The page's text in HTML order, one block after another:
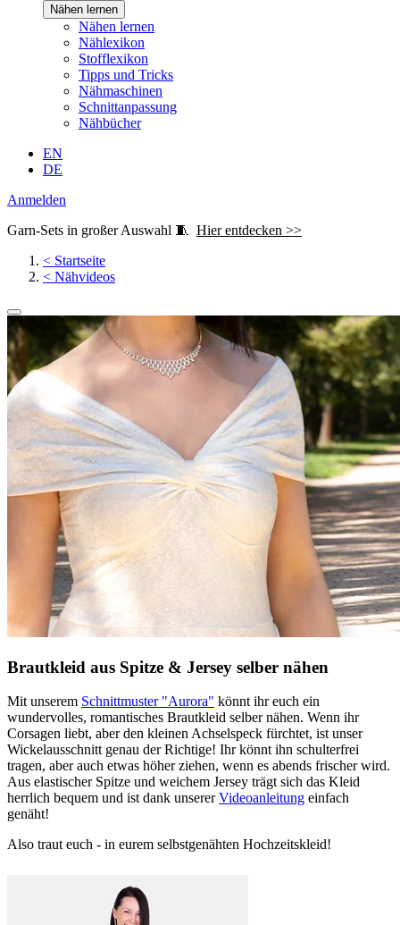
Nähen lernen
Nähen lernen
Nählexikon
Stofflexikon
Tipps und Tricks
Nähmaschinen
Schnittanpassung
Nähbücher
EN
DE
Anmelden
Garn-Sets in großer Auswahl 🧵 Hier entdecken >>
< Startseite
< Nähvideos
Brautkleid aus Spitze & Jersey selber nähen
Mit unserem Schnittmuster "Aurora" könnt ihr euch ein
wundervolles, romantisches Brautkleid selber nähen. Wenn ihr
Corsagen liebt, aber den kleinen Achselspeck fürchtet, ist unser
Wickelausschnitt genau der Richtige! Ihr könnt ihn schulterfrei
tragen, aber auch etwas höher ziehen, wenn es abends frischer wird.
Aus elastischer Spitze und weichem Jersey trägt sich das Kleid
herrlich bequem und ist dank unsererVideoanleitung einfach
genäht!
Also traut euch - in eurem selbstgenähten Hochzeitskleid!